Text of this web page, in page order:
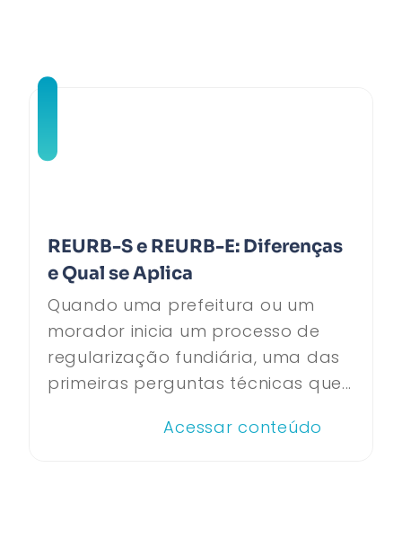
REURB-S e REURB-E: Diferenças
e Qual se Aplica
Quando uma prefeitura ou um
morador inicia um processo de
regularização fundiária, uma das
primeiras perguntas técnicas que...
Acessar conteúdo